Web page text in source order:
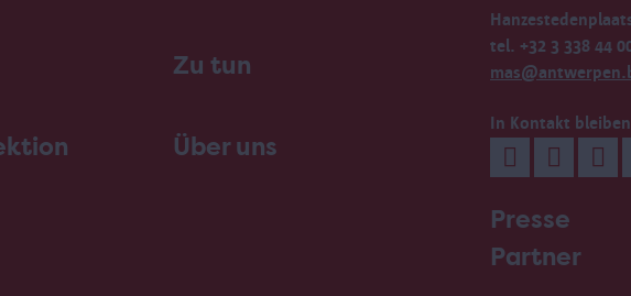
Zu tun
Über uns
tel. +32 3 338 44
In Kontakt bleiben
Presse
Partner